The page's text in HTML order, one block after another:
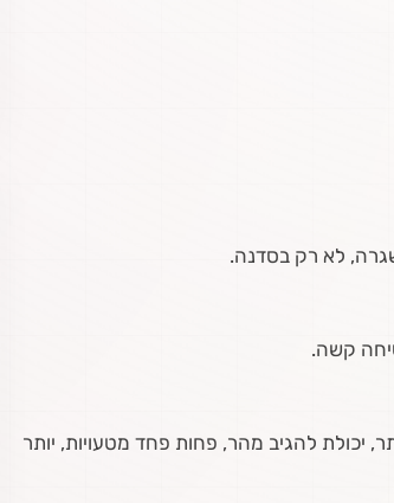
לא רק בסדנה.
קשה.
יכולת להגיב מהר, פחות פחד מטעויות, יותר